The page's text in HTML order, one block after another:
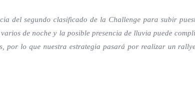
del segundo clasificado de la Challenge para subir
de noche y la posible presencia de lluvia puede
por lo que nuestra estrategia pasará por realizar un